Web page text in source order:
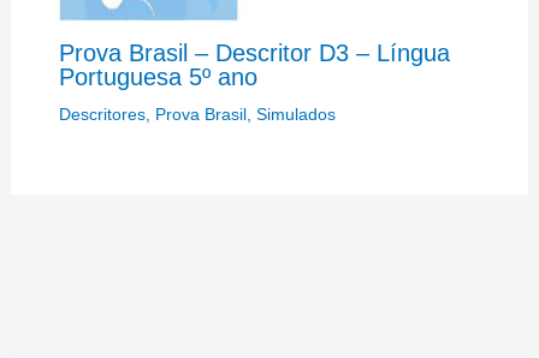
Prova Brasil – Descritor D3 – Língua
Portuguesa 5º ano
Descritores, Prova Brasil, Simulados